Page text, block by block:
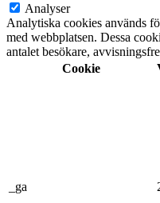
Analyser
Analytiska cookies används
med webbplatsen. Dessa
antalet besökare,
Cookie
_ga